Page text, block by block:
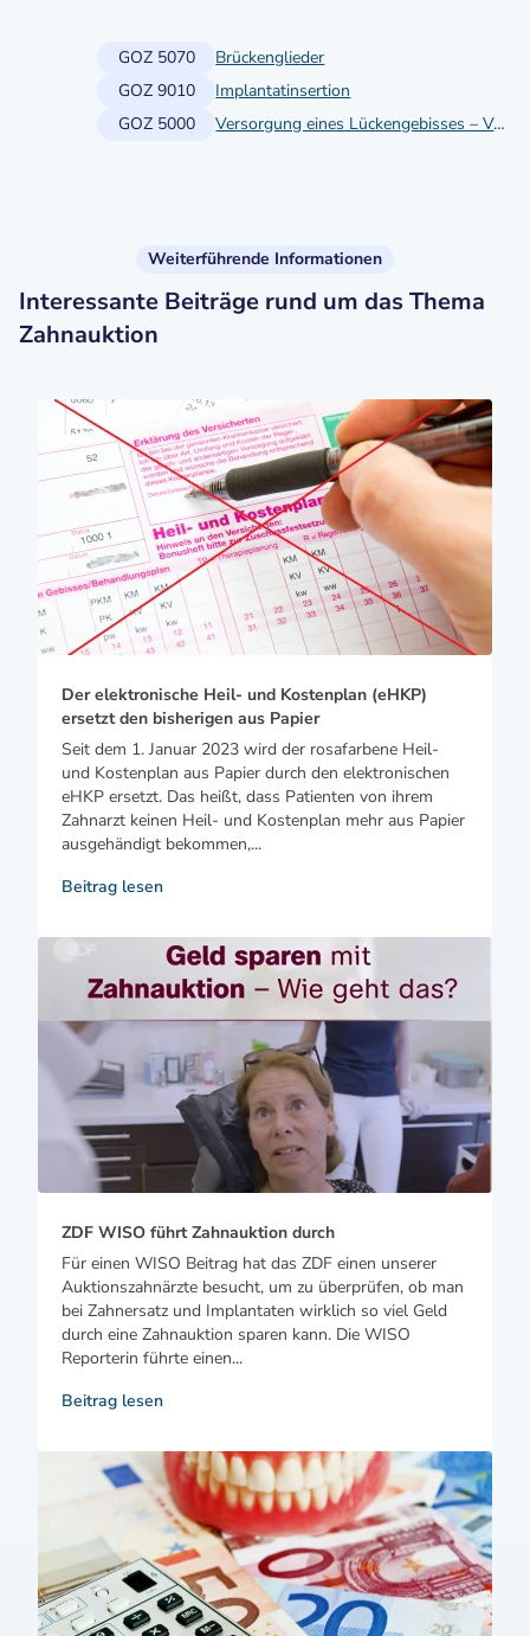
GOZ 5070
Brückenglieder
GOZ 9010
Implantatinsertion
GOZ 5000
Versorgung eines Lückengebisses – Vollkrone als Brücken- oder Prothesenanker (Tangentialpräparation)
Weiterführende Informationen
Interessante Beiträge rund um das Thema
Zahnauktion
Der elektronische Heil- und Kostenplan (eHKP)
ersetzt den bisherigen aus Papier
Seit dem 1. Januar 2023 wird der rosafarbene Heil-
und Kostenplan aus Papier durch den elektronischen
eHKP ersetzt. Das heißt, dass Patienten von ihrem
Zahnarzt keinen Heil- und Kostenplan mehr aus Papier
ausgehändigt bekommen,...
Beitrag lesen
ZDF WISO führt Zahnauktion durch
Für einen WISO Beitrag hat das ZDF einen unserer
Auktionszahnärzte besucht, um zu überprüfen, ob man
bei Zahnersatz und Implantaten wirklich so viel Geld
durch eine Zahnauktion sparen kann. Die WISO
Reporterin führte einen...
Beitrag lesen